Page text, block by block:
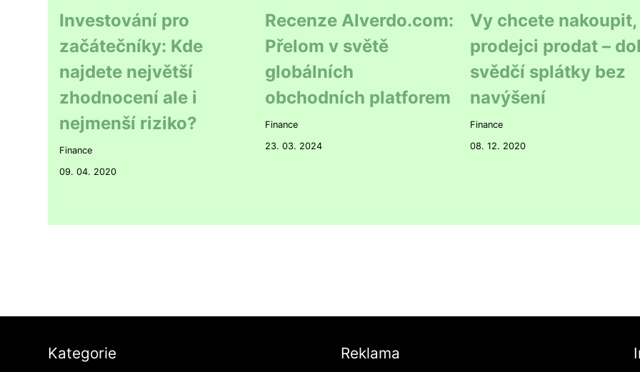
Investování pro
začátečníky: Kde
najdete největší
zhodnocení ale i
nejmenší riziko?
Finance
09. 04. 2020
Recenze Alverdo.com:
Přelom v světě
globálních
obchodních platforem
Finance
23. 03. 2024
Vy chcete nakoupit,
prodejci prodat –
svědčí splátky bez
navýšení
Finance
08. 12. 2020
Kategorie Reklama